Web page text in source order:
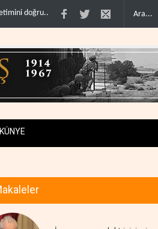
Çin'in petrol ithalatı on yıllık dipten
KÜNYE